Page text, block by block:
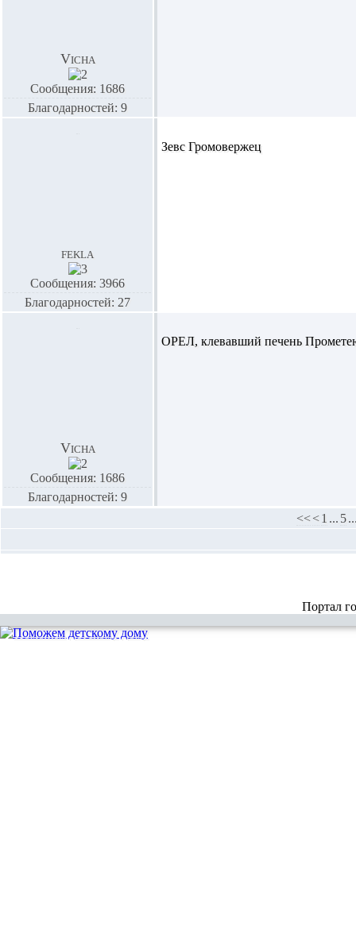
Vicha
Сообщения: 1686
Благодарностей: 9
fekla
Сообщения: 3966
Благодарностей: 27
Зевс Громовержец
Vicha
Сообщения: 1686
Благодарностей: 9
ОРЕЛ, клевавший печень
<<<1 ... 5
Портал